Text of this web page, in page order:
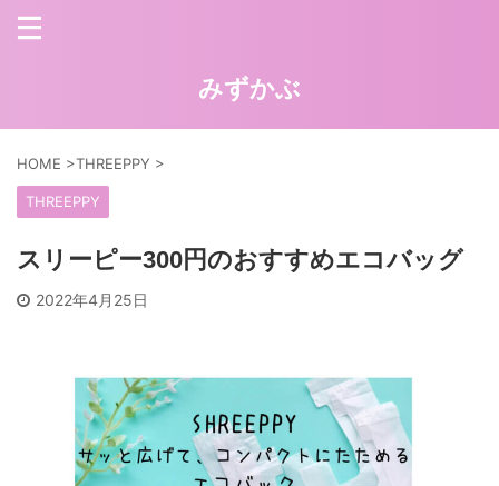
みずかぶ
HOME >THREEPPY >
THREEPPY
スリーピー300円のおすすめエコバッグ
2022年4月25日